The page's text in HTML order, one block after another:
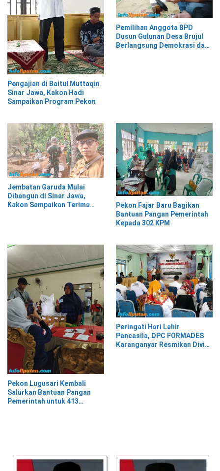
Pengajian di Baitul Muttaqin
Sinar Jawa, Kakon Hadi
Sampaikan Program Pekon
Pemilihan Anggota BPD
Dusun Gulunan Desa Brujul
Berlangsung Demokrasi dan
Jembatan Garuda Mulai
Dibangun di Sinar Jawa,
Kakon Sampaikan Terima
Pekon Fajar Baru Bagikan
Bantuan Pangan Pemerintah
Kepada 302 KPM
Pekon Lugusari Kembali
Salurkan Bantuan Pangan
Pemerintah untuk 413
Peringati Hari Lahir
Pancasila, DPC FORMADES
Karanganyar Resmikan Divisi